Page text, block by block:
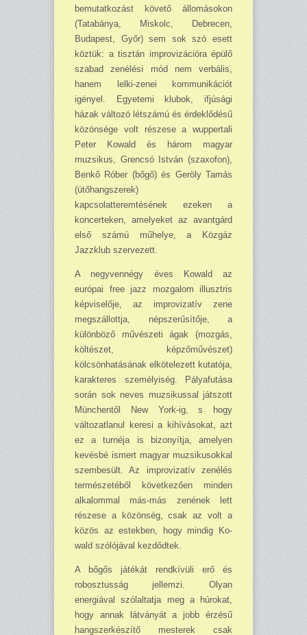
bemutatkozást követő állomásokon
(Ta­ta­bánya, Mis­kolc, Debrecen,
Budapest, Győr) sem sok szó esett
köztük: a tisztán improvi­zá­ci­óra épülő
sza­bad zenélési mód nem verbális,
hanem lelki-zenei kommunikációt
igényel. Egyetemi klubok, ifjúsági
házak változó létszámú és érdeklődésű
közönsége volt részese a wuppertali
Peter Kowald és három magyar
muzsikus, Grencsó István (szaxofon),
Benkő Róber (bőgő) és Geröly Tamás
(ütőhangszerek)
kapcsolatteremtésének ezeken a
koncerteken, amelyeket az avantgárd
első számú műhelye, a Közgáz
Jazzklub szervezett.
A negyvennégy éves Kowald az
európai free jazz mozgalom illusztris
képviselője, az improvizatív zene
megszállottja, népszerűsítője, a
különböző művészeti ágak (mozgás,
köl­tészet, képzőművészet)
kölcsönhatásának elkötelezett kutatója,
karakteres személyiség. Pálya­futása
során sok neves muzsikussal játszott
Münchentől New York-ig, s hogy
változatlanul keresi a kihívásokat, azt
ez a turnéja is bizonyítja, amelyen
kevésbé ismert magyar muzsi­ku­sokkal
szembesült. Az improvizatív zenélés
természetéből következően minden
alkalommal más-más zenének lett
részese a közönség, csak az volt a
közös az estekben, hogy mindig Ko­
wald szólójával kezdődtek.
A bőgős játékát rendkívüli erő és
robosztusság jellemzi. Olyan
energiával szólaltatja meg a húrokat,
hogy annak látványát a jobb érzésű
hangszerkészítő mesterek csak